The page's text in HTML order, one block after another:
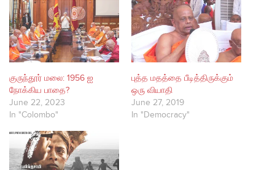
குருந்தூர் மலை: 1956 ஐ
நோக்கிய பாதை?
June 22, 2023
In "Colombo"
புத்த மதத்தை பீடித்திருக்கும்
ஒரு வியாதி
June 27, 2019
In "Democracy"